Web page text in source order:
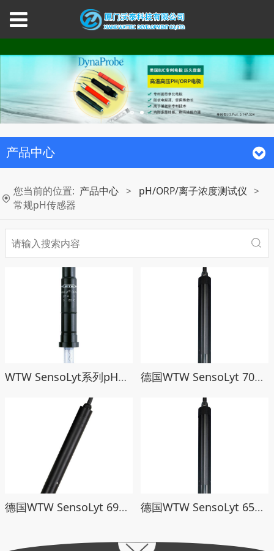
产品中心
您当前的位置: 产品中心 > pH/ORP/离子浓度测试仪 >
常规pH传感器
WTW SensoLyt系列pH玻璃电极ORP电极 德国WTW SensoLyt 700在线pH传感器
德国WTW SensoLyt 690在线pH传感器 德国WTW SensoLyt 650在线pH传感器